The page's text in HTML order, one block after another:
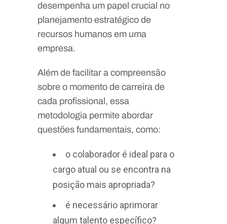
desempenha um papel crucial no
planejamento estratégico de
recursos humanos em uma
empresa.
Além de facilitar a compreensão
sobre o momento de carreira de
cada profissional, essa
metodologia permite abordar
questões fundamentais, como:
o colaborador é ideal para o
cargo atual ou se encontra na
posição mais apropriada?
é necessário aprimorar
algum talento específico?